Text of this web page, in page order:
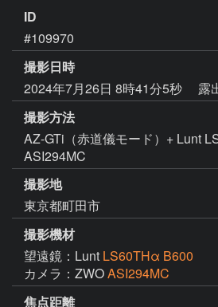
ID
#109970
撮影日時
2024年7月26日 8時41分5秒
露
撮影方法
AZ-GTi（赤道儀モード）+ Lunt
ASI294MC
撮影地
東京都町田市
撮影機材
望遠鏡：Lunt LS60THα B600
カメラ：ZWOASI294MC
焦点距離